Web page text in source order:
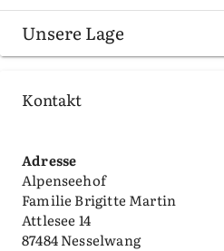
Unsere Lage
Kontakt
Adresse
Alpenseehof
Familie Brigitte Martin
Attlesee 14
87484 Nesselwang